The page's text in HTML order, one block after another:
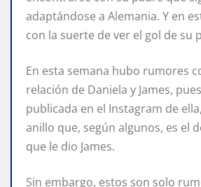
adaptándose a Alemania. Y en
con la suerte de ver el gol de su
En esta semana hubo rumores
relación de Daniela y James,
publicada en el Instagram de
anillo que, según algunos, es el
que le dio James.
Sin embargo, estos son solo